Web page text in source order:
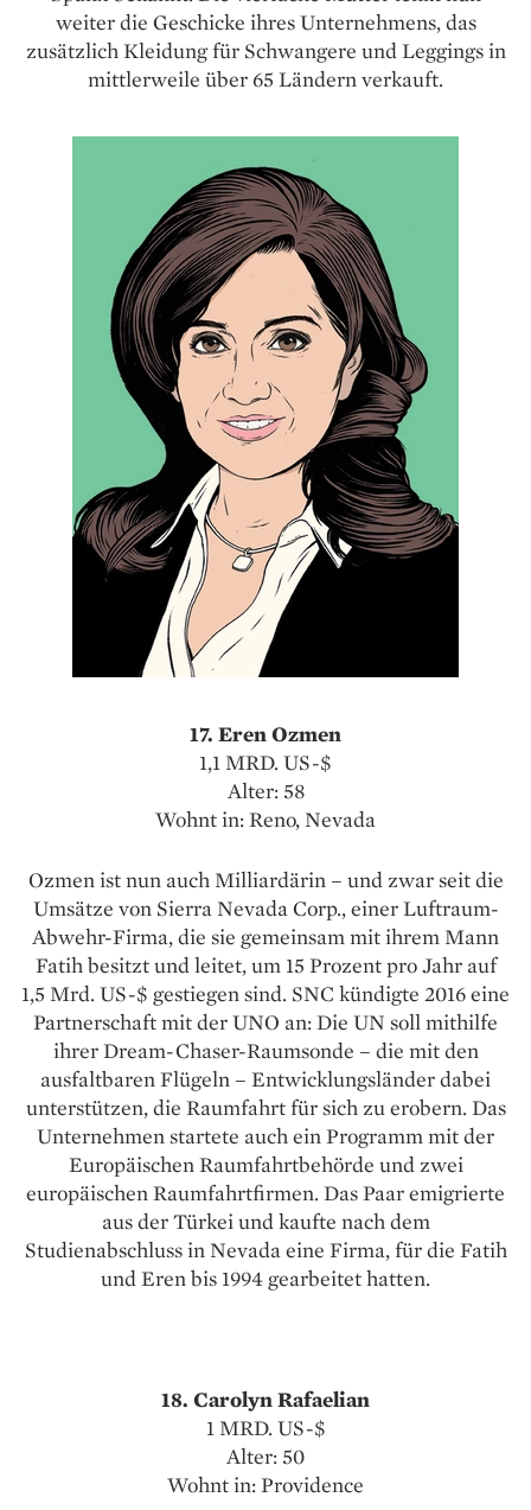
weiter die Geschicke ihres Unternehmens, das
zusätzlich Kleidung für Schwangere und Leggings in
mittlerweile über 65 Ländern verkauft.
17. Eren Ozmen
1,1 MRD. US-$
Alter: 58
Wohnt in: Reno, Nevada
Ozmen ist nun auch Milliardärin – und zwar seit die
Umsätze von Sierra Nevada Corp., einer Luftraum-
Abwehr-Firma, die sie gemeinsam mit ihrem Mann
Fatih besitzt und leitet, um 15 Prozent pro Jahr auf
1,5 Mrd. US-$ gestiegen sind. SNC kündigte 2016 eine
Partnerschaft mit der UNO an: Die UN soll mithilfe
ihrer Dream-Chaser-Raumsonde – die mit den
ausfaltbaren Flügeln – Entwicklungsländer dabei
unterstützen, die Raumfahrt für sich zu erobern. Das
Unternehmen startete auch ein Programm mit der
Europäischen Raumfahrtbehörde und zwei
europäischen Raumfahrtfirmen. Das Paar emigrierte
aus der Türkei und kaufte nach dem
Studienabschluss in Nevada eine Firma, für die Fatih
und Eren bis 1994 gearbeitet hatten.
18. Carolyn Rafaelian
1 MRD. US-$
Alter: 50
Wohnt in: Providence